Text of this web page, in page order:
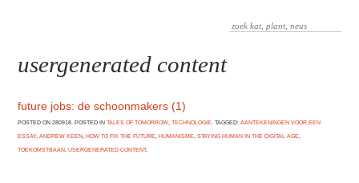
usergenerated content
future jobs: de schoonmakers (1)
POSTED ON 280918. POSTED INTALES OF TOMORROW ,TECHNOLOGIE . TAGGED:AANTEKENINGEN VOOR EEN
ESSAY,ANDREW KEEN ,HOW TO FIX THE FUTURE ,HUMANISME ,STAYING HUMAN IN THE DIGITAL AGE
TOEKOMSTBAAN ,USERGENERATED CONTENT.